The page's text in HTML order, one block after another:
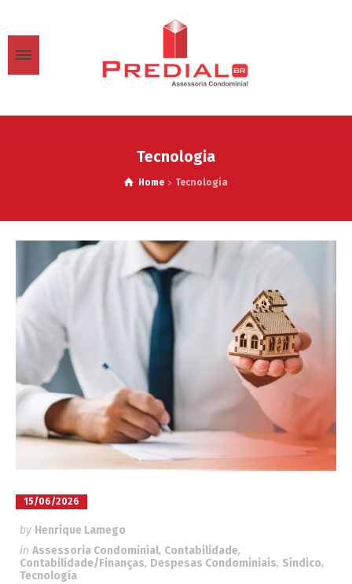
Tecnologia
Home Tecnologia
15/06/2026
by Henrique Lamego
in Assessoria Condominial, Contabilidade,
Contabilidade/Finanças, Despesas Condominiais, Síndico,
Tecnologia